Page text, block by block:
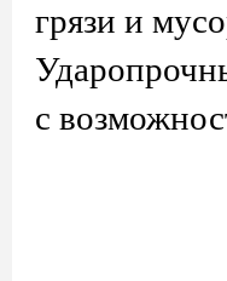
грязи и
с